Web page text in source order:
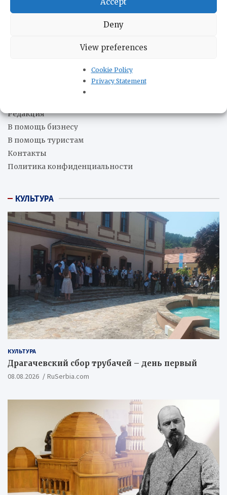
Deny
View preferences
Cookie Policy
Privacy Statement
Промышленное производство в Аргентине
08.08.2026
фотоэлектрических систем08.08.2026
Редакция
В помощь бизнесу
В помощь туристам
Контакты
Политика конфиденциальности
КУЛЬТУРА
КУЛЬТУРА
Драгачевский сбор трубачей – день первый
08.08.2026 RuSerbia.com